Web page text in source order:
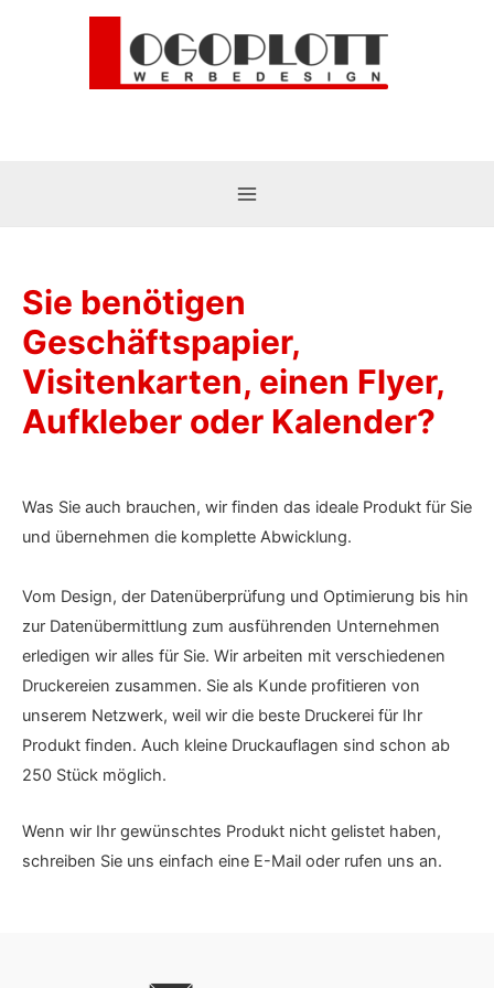
Sie benötigen
Geschäftspapier,
Visitenkarten, einen Flyer,
Aufkleber oder Kalender?
Was Sie auch brauchen, wir finden das ideale Produkt für Sie
und übernehmen die komplette Abwicklung.
Vom Design, der Datenüberprüfung und Optimierung bis hin
zur Datenübermittlung zum ausführenden Unternehmen
erledigen wir alles für Sie. Wir arbeiten mit verschiedenen
Druckereien zusammen. Sie als Kunde profitieren von
unserem Netzwerk, weil wir die beste Druckerei für Ihr
Produkt finden. Auch kleine Druckauflagen sind schon ab
250 Stück möglich.
Wenn wir Ihr gewünschtes Produkt nicht gelistet haben,
schreiben Sie uns einfach eine E-Mail oder rufen uns an.